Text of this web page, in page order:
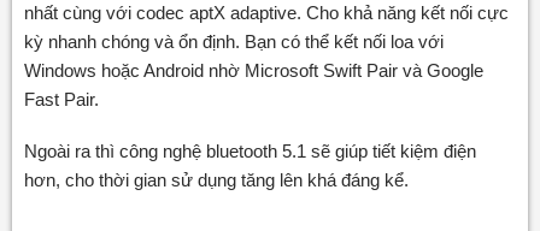
nhất cùng với codec aptX adaptive. Cho khả năng kết nối cực
kỳ nhanh chóng và ổn định. Bạn có thể kết nối loa với
Windows hoặc Android nhờ Microsoft Swift Pair và Google
Fast Pair.
Ngoài ra thì công nghệ bluetooth 5.1 sẽ giúp tiết kiệm điện
hơn, cho thời gian sử dụng tăng lên khá đáng kể.